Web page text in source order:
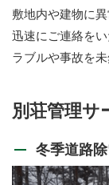
敷地内や建物に
迅速にご連絡を
ラブルや事故を未
別荘管理サ
冬季道路